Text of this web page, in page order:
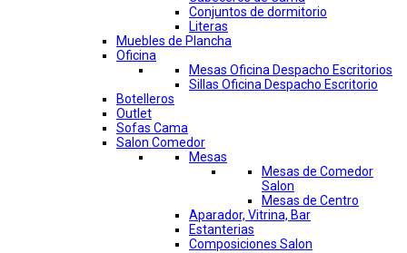
Conjuntos de dormitorio
Literas
Muebles de Plancha
Oficina
Mesas Oficina Despacho Escritorios
Sillas Oficina Despacho Escritorio
Botelleros
Outlet
Sofas Cama
Salon Comedor
Mesas
Mesas de Comedor
Salon
Mesas de Centro
Aparador, Vitrina, Bar
Estanterias
Composiciones Salon